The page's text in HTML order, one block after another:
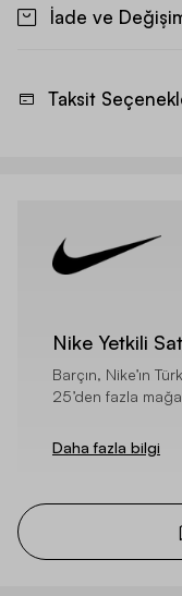
İade ve
Taksit
Nike Yetkili
Barçın, Nike’ın
25’den fazla
Daha fazla bilgi